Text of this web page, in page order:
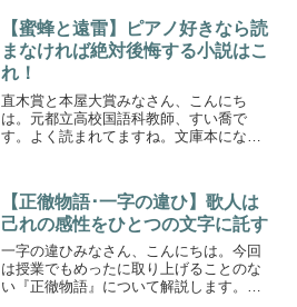
てくれるサイトまであります。誰ものん
びりとお付き合いなんかし...
【蜜蜂と遠雷】ピアノ好きなら読
まなければ絶対後悔する小説はこ
れ！
直木賞と本屋大賞みなさん、こんにち
は。元都立高校国語科教師、すい喬で
す。よく読まれてますね。文庫本になっ
多いとか。しかし読み終わると、なんと
もすがすがしい気持ちにさせら...
【正徹物語･一字の違ひ】歌人は
己れの感性をひとつの文字に託す
一字の違ひみなさん、こんにちは。今回
は授業でもめったに取り上げることのな
い『正徹物語』について解説します。こ